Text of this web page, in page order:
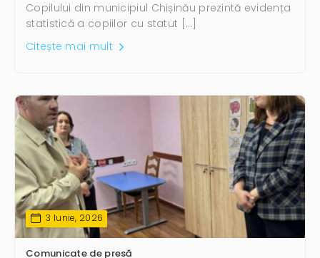
Copilului din municipiul Chișinău prezintă evidența
statistică a copiilor cu statut […]
Citește mai mult
3 Iunie, 2026
Comunicate de presă